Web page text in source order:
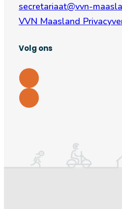
secretariaat@vvn-
VVN Maasland
Volg ons